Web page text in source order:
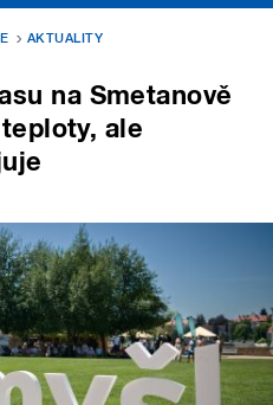
AKTUALITY
na Smetanově
ale